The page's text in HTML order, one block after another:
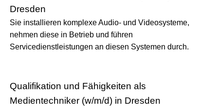
Dresden
Sie installieren komplexe Audio- und Videosysteme,
nehmen diese in Betrieb und führen
Servicedienstleistungen an diesen Systemen durch.
Qualifikation und Fähigkeiten als
Medientechniker (w/m/d) in Dresden